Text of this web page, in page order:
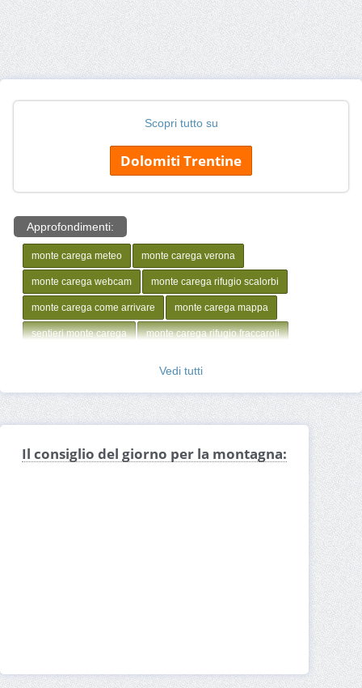
Scopri tutto su
Dolomiti Trentine
Approfondimenti:
monte carega meteo monte carega verona
monte carega webcam monte carega rifugio scalorbi
monte carega come arrivare monte carega mappa
sentieri monte carega monte carega rifugio fraccaroli
Giaron della Scala Sella del Rotolon Monte Obante
Bocchetta dei Fondi
Via attrezzata Giancarlo Biasin Rifugio Pompeo Scalorbi
Rifugio Mario Fraccaroli
Vedi tutti
Il consiglio del giorno per la montagna: